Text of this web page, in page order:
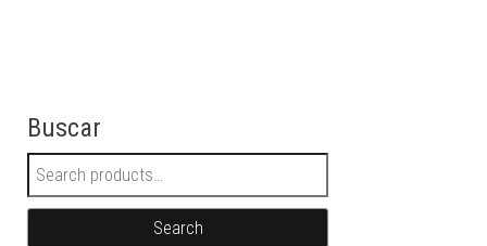
Buscar
Search for:
Search